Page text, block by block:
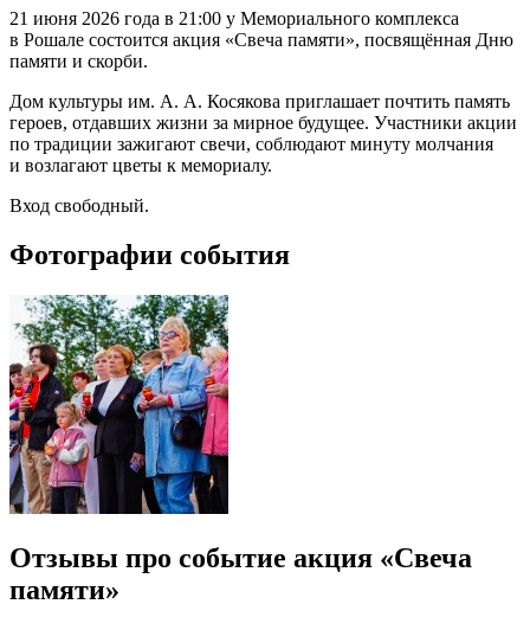
21 июня 2026 года в 21:00 у Мемориального комплекса
в Рошале состоится акция «Свеча памяти», посвящённая Дню
памяти и скорби.
Дом культуры им. А. А. Косякова приглашает почтить память
героев, отдавших жизни за мирное будущее. Участники акции
по традиции зажигают свечи, соблюдают минуту молчания
и возлагают цветы к мемориалу.
Вход свободный.
Фотографии события
Отзывы про событие акция «Свеча
памяти»